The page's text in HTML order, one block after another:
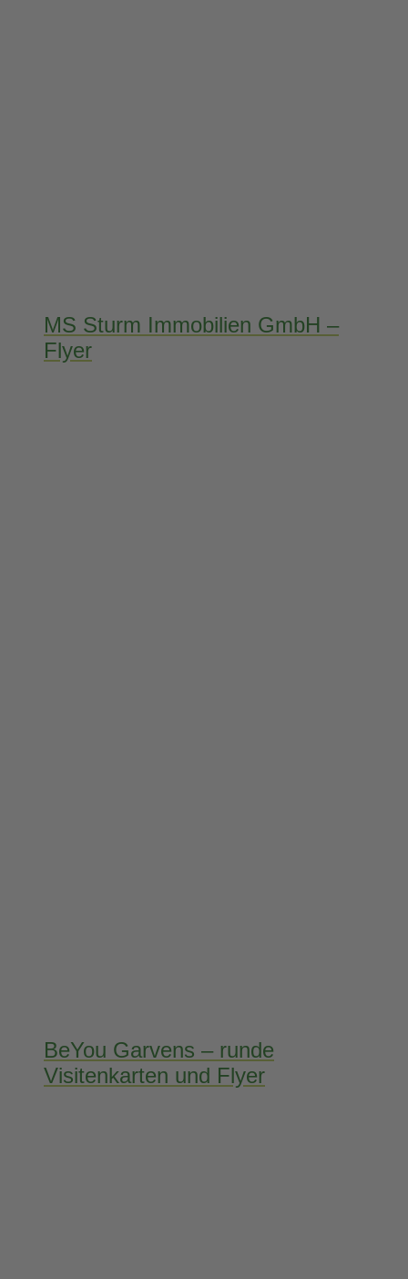
MS Sturm Immobilien GmbH –
Flyer
BeYou Garvens – runde
Visitenkarten und Flyer